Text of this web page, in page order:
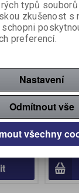
ml
50 Kč
Krtek
92,40
typů
zkušenost s
preferencí.
Nastavení
Odmítnout vše
všechny